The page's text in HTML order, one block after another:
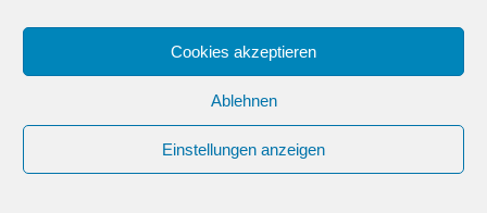
Cookies akzeptieren
Ablehnen
Einstellungen anzeigen